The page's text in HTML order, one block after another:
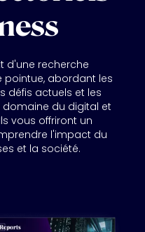
d'une recherche
pointue, abordant les
défis actuels et les
du digital et
vous offriront un
l'impact du
et la société.